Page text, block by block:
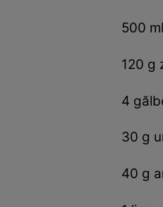
500
120 g
4
30 g
40 g